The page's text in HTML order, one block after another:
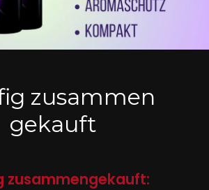
zusammen
gekauft
zusammengekauft: